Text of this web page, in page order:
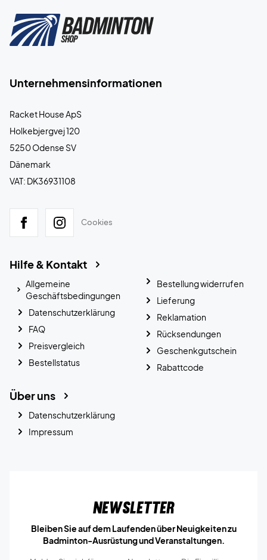
Unternehmensinformationen
Racket House ApS
Holkebjergvej 120
5250 Odense SV
Dänemark
VAT: DK36931108
Cookies
Hilfe & Kontakt
Allgemeine
Geschäftsbedingungen
Datenschutzerklärung
FAQ
Preisvergleich
Bestellstatus
Bestellung widerrufen
Lieferung
Reklamation
Rücksendungen
Geschenkgutschein
Rabattcode
Über uns
Datenschutzerklärung
Impressum
Newsletter
Bleiben Sie auf dem Laufenden über Neuigkeiten zu
Badminton-Ausrüstung und Veranstaltungen.